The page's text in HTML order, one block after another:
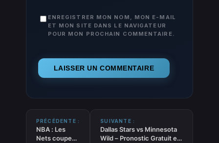
ENREGISTRER MON NOM, MON E-MAIL
ET MON SITE DANS LE NAVIGATEUR
POUR MON PROCHAIN COMMENTAIRE.
PRÉCÉDENTE :
NBA : Les
Nets coupent
SUIVANTE :
Dallas Stars vs Minnesota
Wild – Pronostic Gratuit et